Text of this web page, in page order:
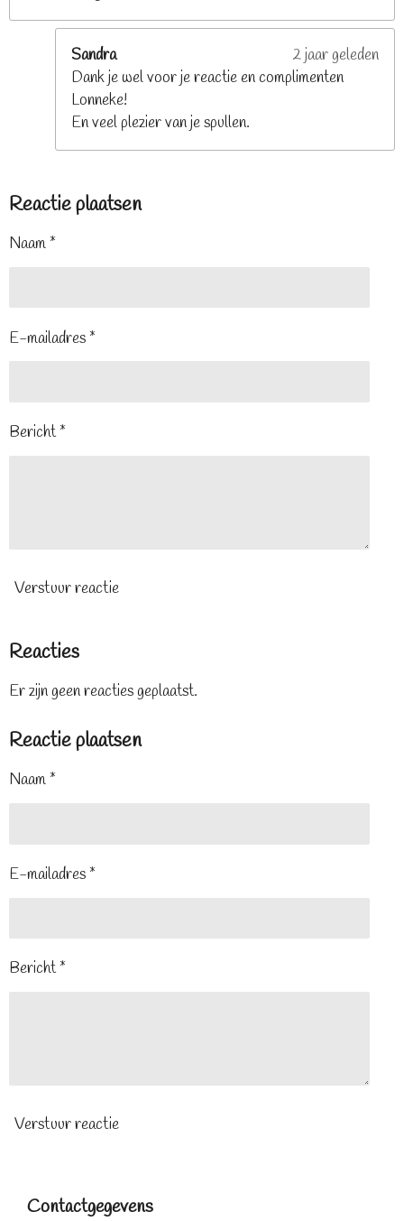
Sandra
2 jaar geleden
Dank je wel voor je reactie en complimenten
Lonneke!
En veel plezier van je spullen.
Reactie plaatsen
Naam *
E-mailadres *
Bericht *
Verstuur reactie
Reacties
Er zijn geen reacties geplaatst.
Reactie plaatsen
Naam *
E-mailadres *
Bericht *
Verstuur reactie
Contactgegevens